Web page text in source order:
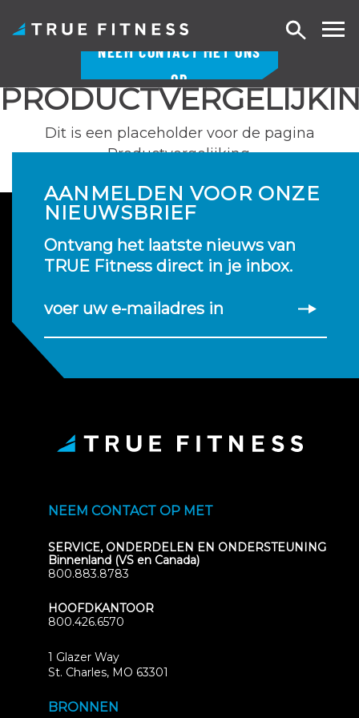
Overslaan
naar
inhoud
NEEM CONTACT MET ONS
OP
Zoek
Dit is een placeholder voor de pagina
Productvergelijking.
AANMELDEN VOOR ONZE
NIEUWSBRIEF
Ontvang het laatste nieuws van
TRUE Fitness direct in je inbox.
voer uw e-mailadres in
NEEM CONTACT OP MET
SERVICE, ONDERDELEN EN ONDERSTEUNING
Binnenland (VS en Canada)
800.883.8783
HOOFDKANTOOR
800.426.6570
1 Glazer Way
St. Charles, MO 63301
BRONNEN